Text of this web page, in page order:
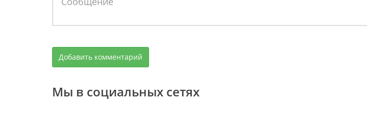
Мы в социальных сетях